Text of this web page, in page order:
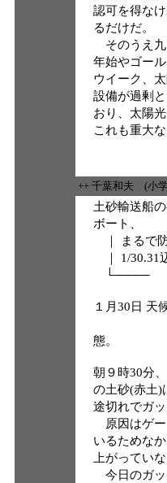
認可を得な
るだけだ。
そのうえ九
年始やゴー
ウイーク、
設備が過剰
おり、太陽
これも重大
++ 千葉和夫 (小
土砂輸送船
ボート、
｜ まるで
｜ 1/30.31
└──── （
１月30日 天
態。
朝９時30分
の土砂(赤土)
途切れでガ
原因はゲー
いるためな
上がってい
今日のガッ